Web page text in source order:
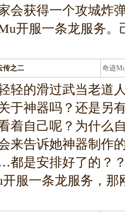
会获得一个攻城炸
开服一条龙服务
传之二 奇迹
条
轻的滑过武当老道
于神器吗？还是另
着自己呢？为什么
来告诉她神器制作
是安排好了的？
服一条龙服务，